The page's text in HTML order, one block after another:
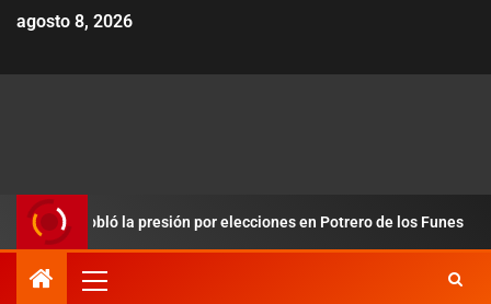
agosto 8, 2026
y redobló la presión por elecciones en Potrero de los Funes